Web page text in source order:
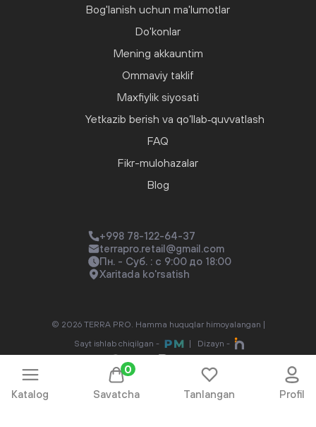
Katalog Savatcha
0
Tanlangan Profil
Bog'lanish uchun ma'lumotlar
Do'konlar
Mening akkauntim
Ommaviy taklif
Maxfiylik siyosati
Yetkazib berish va qo‘llab‑quvvatlash
FAQ
Fikr-mulohazalar
Blog
+998 78-122-64-37
terrapro.retail@gmail.com
Пн. - Суб. : с 9:00 до 18:00
Xaritada ko'rsatish
© 2026 TERRA PRO. Hamma huquqlar himoyalangan |
Sayt ishlab chiqilgan -
Dizayn -